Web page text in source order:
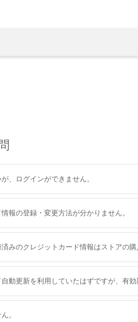
、ログインができません。
報の登録・変更方法が分かりません。
みのクレジットカード情報はストアの
動更新を利用していたはずですが、有効
。